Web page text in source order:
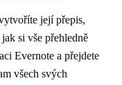
její přepis,
si vše přehledně
Evernote a přejdete
všech svých